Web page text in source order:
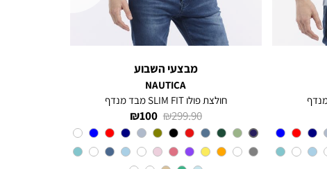
מבצעי השבוע
NAUTICA
חולצת פולו SLIM FIT מבד מנדף
מחיר
מוצר
100 ₪
מחיר
רגיל
299.90 ₪
צבע
BLUE
INDIGO